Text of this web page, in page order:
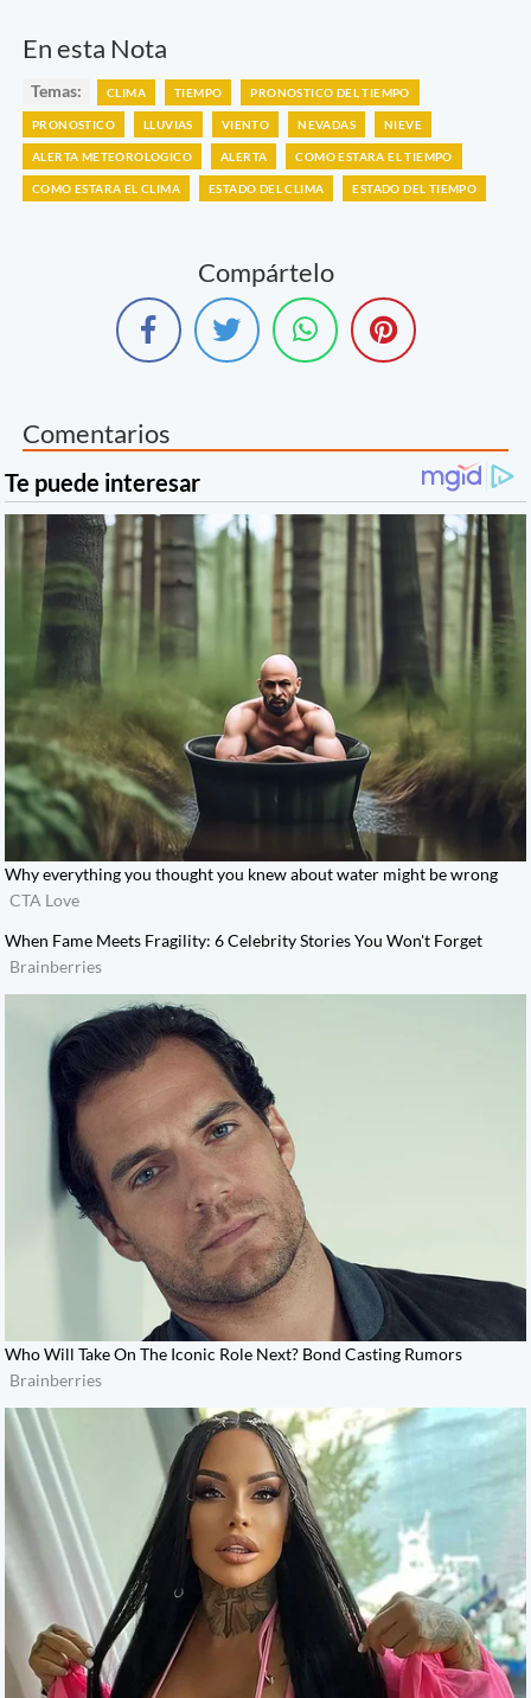
En esta Nota
Temas: CLIMA TIEMPO PRONOSTICO DEL TIEMPO
PRONOSTICO LLUVIAS VIENTO NEVADAS NIEVE
ALERTA METEOROLOGICO ALERTA COMO ESTARA EL TIEMPO
COMO ESTARA EL CLIMA ESTADO DEL CLIMA ESTADO DEL TIEMPO
Compártelo
Comentarios